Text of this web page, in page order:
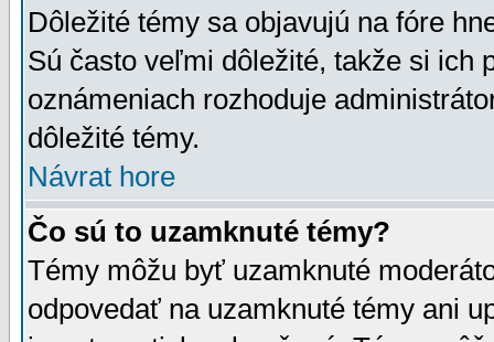
Dôležité témy sa objavujú na fóre
Sú často veľmi dôležité, takže si ich
oznámeniach rozhoduje
dôležité témy.
Návrat hore
Čo sú to uzamknuté témy?
Témy môžu byť uzamknuté
odpovedať na uzamknuté témy ani